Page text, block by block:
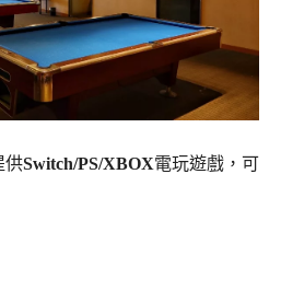
供Switch/PS/XBOX電玩遊戲，可